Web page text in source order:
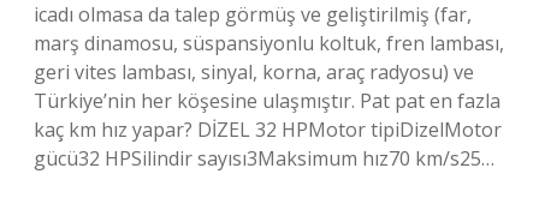
icadı olmasa da talep görmüş ve geliştirilmiş (far,
marş dinamosu, süspansiyonlu koltuk, fren lambası,
geri vites lambası, sinyal, korna, araç radyosu) ve
Türkiye’nin her köşesine ulaşmıştır. Pat pat en fazla
kaç km hız yapar? DİZEL 32 HPMotor tipiDizelMotor
gücü32 HPSilindir sayısı3Maksimum hız70 km/s25…